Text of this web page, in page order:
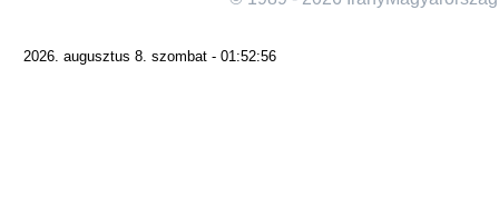
2026. augusztus 8. szombat - 01:52:56